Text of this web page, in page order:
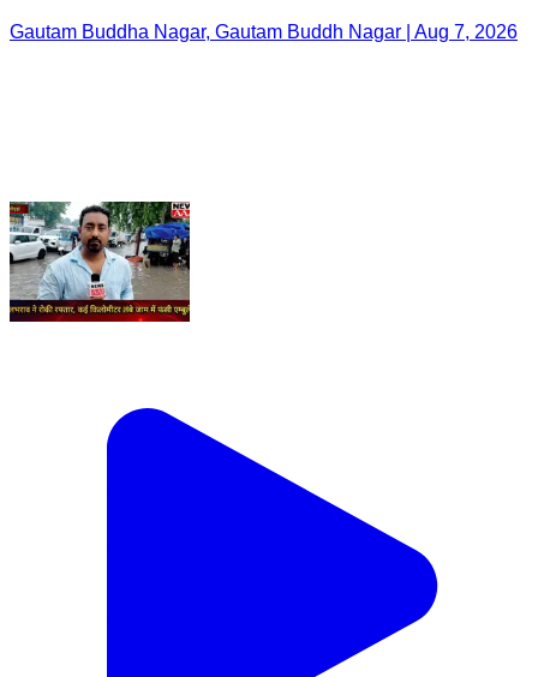
Gautam Buddha Nagar, Gautam Buddh Nagar | Aug 7, 2026